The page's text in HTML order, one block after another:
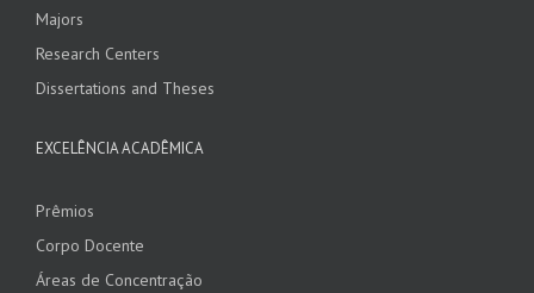
Majors
Research Centers
Dissertations and Theses
EXCELÊNCIA ACADÊMICA
Prêmios
Corpo Docente
Áreas de Concentração